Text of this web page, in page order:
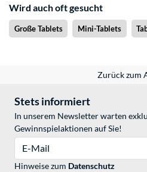
Wird auch oft gesucht
Große Tablets Mini-Tablets
Zurück zum
Stets informiert
In unserem Newsletter warten
Gewinnspielaktionen auf Sie!
Hinweise zum Datenschutz